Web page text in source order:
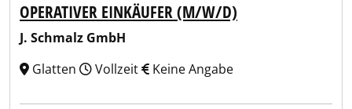
OPERATIVER EINKÄUFER (M/W/D)
J. Schmalz GmbH
Glatten
Vollzeit Keine Angabe